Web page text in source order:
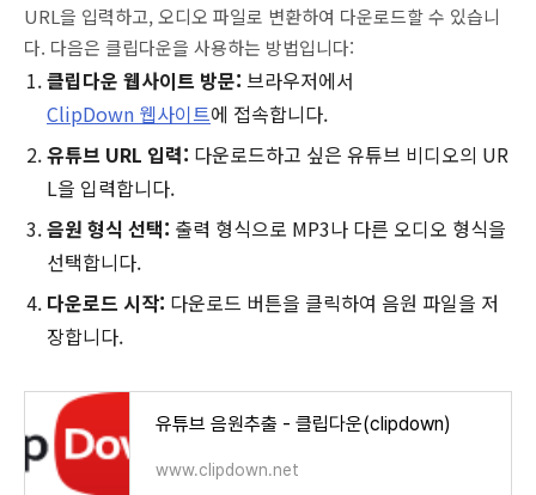
URL을 입력하고, 오디오 파일로 변환하여 다운로드할 수 있습니
다. 다음은 클립다운을 사용하는 방법입니다:
클립다운 웹사이트 방문: 브라우저에서
ClipDown 웹사이트에 접속합니다.
유튜브 URL 입력: 다운로드하고 싶은 유튜브 비디오의 UR
L을 입력합니다.
음원 형식 선택: 출력 형식으로 MP3나 다른 오디오 형식을
선택합니다.
다운로드 시작: 다운로드 버튼을 클릭하여 음원 파일을 저
장합니다.
유튜브 음원추출 - 클립다운(clipdown)
www.clipdown.net